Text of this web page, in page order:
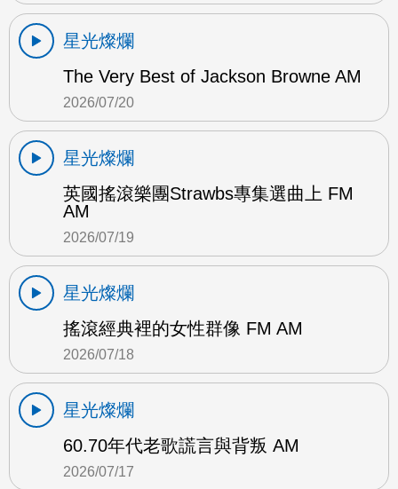
星光燦爛
The Very Best of Jackson Browne AM
2026/07/20
星光燦爛
英國搖滾樂團Strawbs專集選曲上 FM
AM
2026/07/19
星光燦爛
搖滾經典裡的女性群像 FM AM
2026/07/18
星光燦爛
60.70年代老歌謊言與背叛 AM
2026/07/17